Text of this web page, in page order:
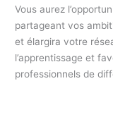
Vous aurez
partageant vos
et élargira votre
l’apprentissage et
professionnels de